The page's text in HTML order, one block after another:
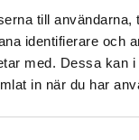
till användarna,
identifierare och
med. Dessa kan
in när du har